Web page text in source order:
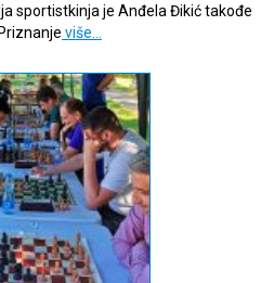
sportistkinja je Anđela Đikić takođe
više…